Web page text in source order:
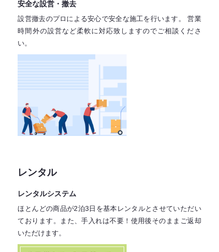
安全な設営・撤去
設営撤去のプロによる安心で安全な施工を行います。
営業
時間外の設営など柔軟に対応致しますのでご相談くださ
い。
レンタル
レンタルシステム
ほとんどの商品が2泊3日を基本レンタルとさせていただい
ております。
また、手入れは不要！ 使用後そのままご返却
いただけます。